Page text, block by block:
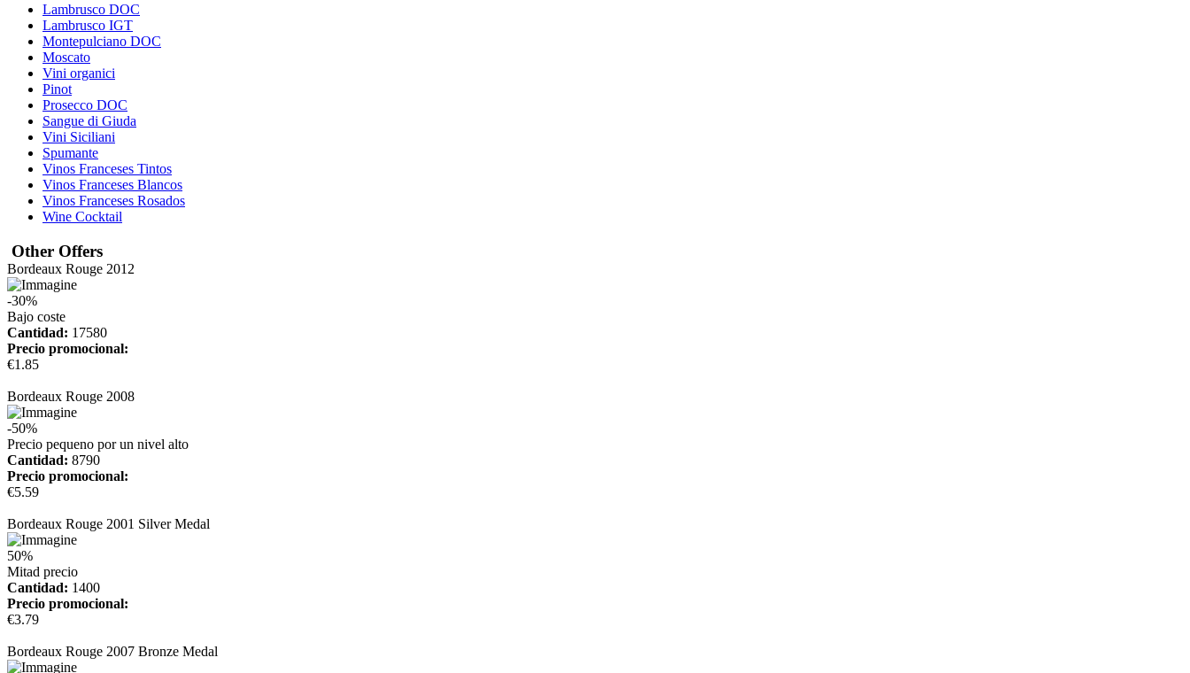
Lambrusco DOC
Lambrusco IGT
Montepulciano DOC
Moscato
Vini organici
Pinot
Prosecco DOC
Sangue di Giuda
Vini Siciliani
Spumante
Vinos Franceses Tintos
Vinos Franceses Blancos
Vinos Franceses Rosados
Wine Cocktail
Other Offers
Bordeaux Rouge 2012
-30%
Bajo coste
Cantidad: 17580
Precio promocional:
€1.85
Bordeaux Rouge 2008
-50%
Precio pequeno por un nivel alto
Cantidad: 8790
Precio promocional:
€5.59
Bordeaux Rouge 2001 Silver Medal
50%
Mitad precio
Cantidad: 1400
Precio promocional:
€3.79
Bordeaux Rouge 2007 Bronze Medal